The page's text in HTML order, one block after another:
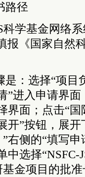
路径
学基金网络系
报《国家自然
：选择“项目
”进入申请界
界面；点击“
开”按钮，展
右侧的“填写
选择“NSFC-
金项目的批